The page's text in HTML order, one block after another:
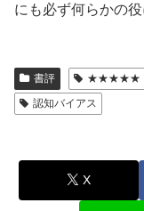
にも必ず何らかの役
書評 ★★★★★
認知バイアス
X